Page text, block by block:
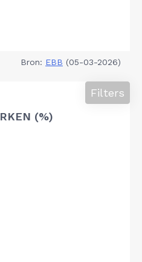
Bron: EBB (05-03-2026)
(%)
Filters